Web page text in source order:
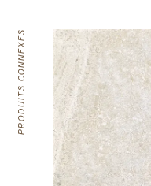
PRODUITS CONNEXES